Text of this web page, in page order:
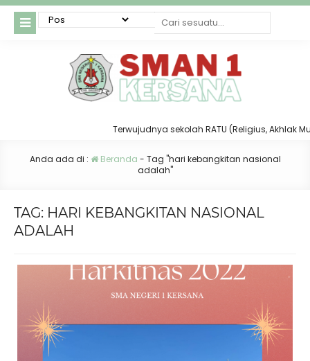
Terwujudnya sekolah RATU (Religius, Akhlak
Anda ada di : Beranda - Tag "hari kebangkitan nasional
adalah"
TAG: HARI KEBANGKITAN NASIONAL
ADALAH